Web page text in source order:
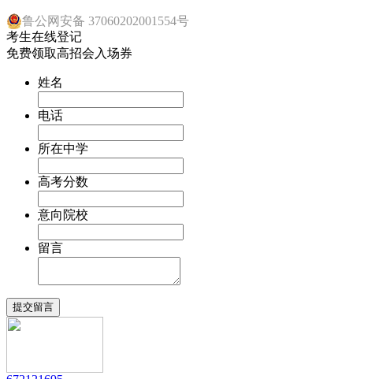
鲁公网安备 37060202001554号
考生在线登记
免费领取高招会入场券
姓名
电话
所在中学
高考分数
意向院校
留言